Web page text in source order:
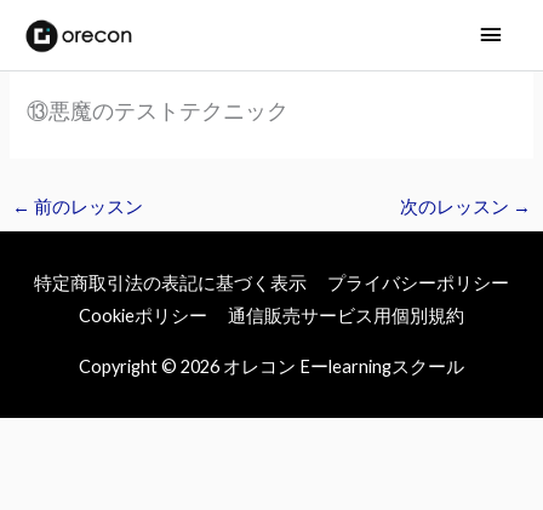
メ
イ
ニ
ュ
⑬悪魔のテストテクニック
← 前のレッスン 次のレッスン →
特定商取引法の表記に基づく表示
プライバシーポリシー
Cookieポリシー
通信販売サービス用個別規約
Copyright © 2026 オレコン Eーlearningスクール